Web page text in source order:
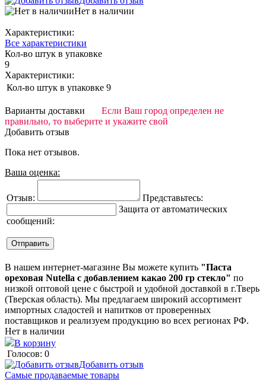
Нет в наличии
Характеристики:
Все характеристики
Кол-во штук в упаковке
9
Характеристики:
Кол-во штук в упаковке 9
Варианты доставки
Если Ваш город определен не
правильно, то выберите и укажите свой
Добавить отзыв
Пока нет отзывов.
Ваша оценка:
Отзыв:
Представьтесь:
Защита от автоматических
сообщений:
В нашем интернет-магазине Вы можете купить "Паста
ореховая Nutella с добавлением какао 200 гр стекло" по
низкой оптовой цене с быстрой и удобной доставкой в г.Тверь
(Тверская область). Мы предлагаем широкий ассортимент
импортных сладостей и напитков от проверенных
поставщиков и реализуем продукцию во всех регионах РФ.
Нет в наличии
В корзину
Голосов: 0
Добавить отзыв
Самые продаваемые товары